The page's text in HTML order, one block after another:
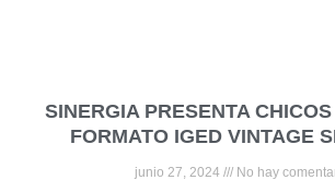
SINERGIA PRESENTA
FORMATO IGED VINTAGE
junio 27, 2024 No hay